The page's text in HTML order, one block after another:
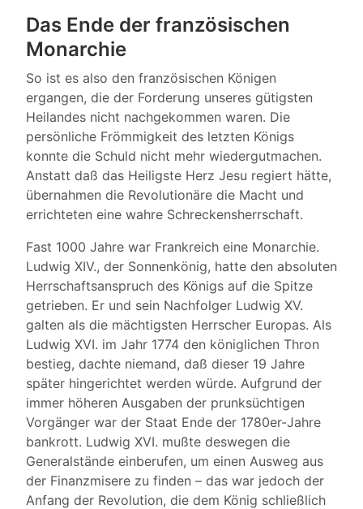
Das Ende der französischen
Monarchie
So ist es also den französischen Königen
ergangen, die der Forderung unseres gütigsten
Heilandes nicht nachgekommen waren. Die
persönliche Frömmigkeit des letzten Königs
konnte die Schuld nicht mehr wiedergutmachen.
Anstatt daß das Heiligste Herz Jesu regiert hätte,
übernahmen die Revolutionäre die Macht und
errichteten eine wahre Schreckensherrschaft.
Fast 1000 Jahre war Frankreich eine Monarchie.
Ludwig XIV., der Sonnenkönig, hatte den absoluten
Herrschaftsanspruch des Königs auf die Spitze
getrieben. Er und sein Nachfolger Ludwig XV.
galten als die mächtigsten Herrscher Europas. Als
Ludwig XVI. im Jahr 1774 den königlichen Thron
bestieg, dachte niemand, daß dieser 19 Jahre
später hingerichtet werden würde. Aufgrund der
immer höheren Ausgaben der prunksüchtigen
Vorgänger war der Staat Ende der 1780er-Jahre
bankrott. Ludwig XVI. mußte deswegen die
Generalstände einberufen, um einen Ausweg aus
der Finanzmisere zu finden – das war jedoch der
Anfang der Revolution, die dem König schließlich